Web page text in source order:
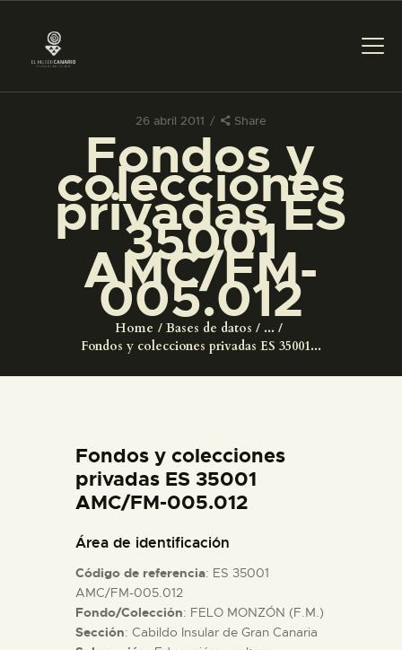
26 abril 2011 Share
Fondos y
colecciones
privadas ES
35001
AMC/FM-
005.012
Home Bases de datos
...
Fondos y colecciones privadas ES 35001...
PREPARAR LA VISITA
ACTIVIDADES
█
EL MUSEO
ESPAÑOL
ACTIVIDADES
█
Fondos y colecciones
privadas ES 35001
AMC/FM-005.012
Área de identificación
Código de referencia: ES 35001
AMC/FM-005.012
Fondo/Colección: FELO MONZÓN (F.M.)
Sección: Cabildo Insular de Gran Canaria